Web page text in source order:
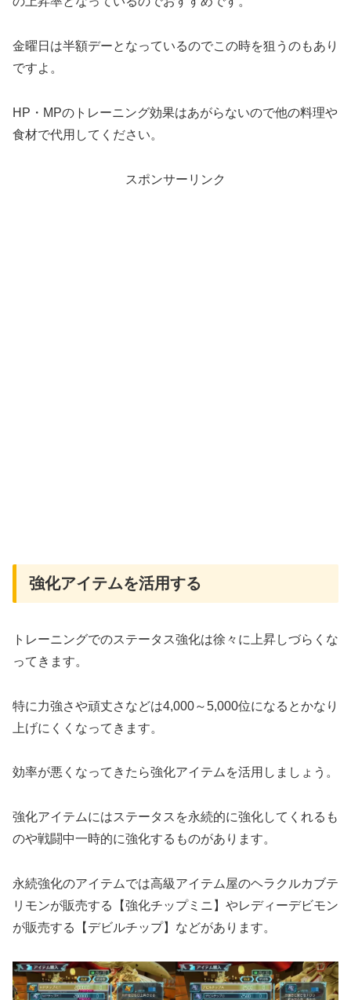
金曜日は半額デーとなっているのでこの時を狙うのもあり
ですよ。
HP・MPのトレーニング効果はあがらないので他の料理や
食材で代用してください。
スポンサーリンク
強化アイテムを活用する
トレーニングでのステータス強化は徐々に上昇しづらくな
ってきます。
特に力強さや頑丈さなどは4,000～5,000位になるとかなり
上げにくくなってきます。
効率が悪くなってきたら強化アイテムを活用しましょう。
強化アイテムにはステータスを永続的に強化してくれるも
のや戦闘中一時的に強化するものがあります。
永続強化のアイテムでは高級アイテム屋のヘラクルカブテ
リモンが販売する【強化チップミニ】やレディーデビモン
が販売する【デビルチップ】などがあります。